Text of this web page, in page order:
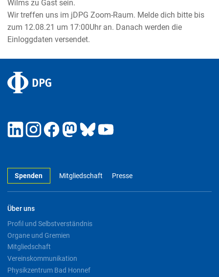
Wilms zu Gast sein.
Wir treffen uns im jDPG Zoom-Raum. Melde dich bitte bis
zum 12.08.21 um 17:00Uhr an. Danach werden die
Einloggdaten versendet.
Spenden Mitgliedschaft Presse
Über uns
Profil und Selbstverständnis
Organe und Gremien
Mitgliedschaft
Vereinskommunikation
Physikzentrum Bad Honnef